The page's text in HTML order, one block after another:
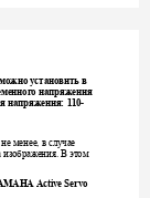
можно установить в
напряжения
напряжения: 110-
не менее, в случае
изображения. В этом
Active Servo